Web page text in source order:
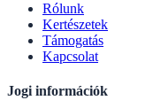
Rólunk
Kertészetek
Támogatás
Kapcsolat
Jogi információk